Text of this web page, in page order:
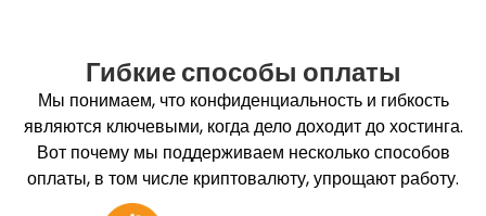
Гибкие способы оплаты
Мы понимаем, что конфиденциальность и гибкость
являются ключевыми, когда дело доходит до хостинга.
Вот почему мы поддерживаем несколько способов
оплаты, в том числе криптовалюту, упрощают работу.